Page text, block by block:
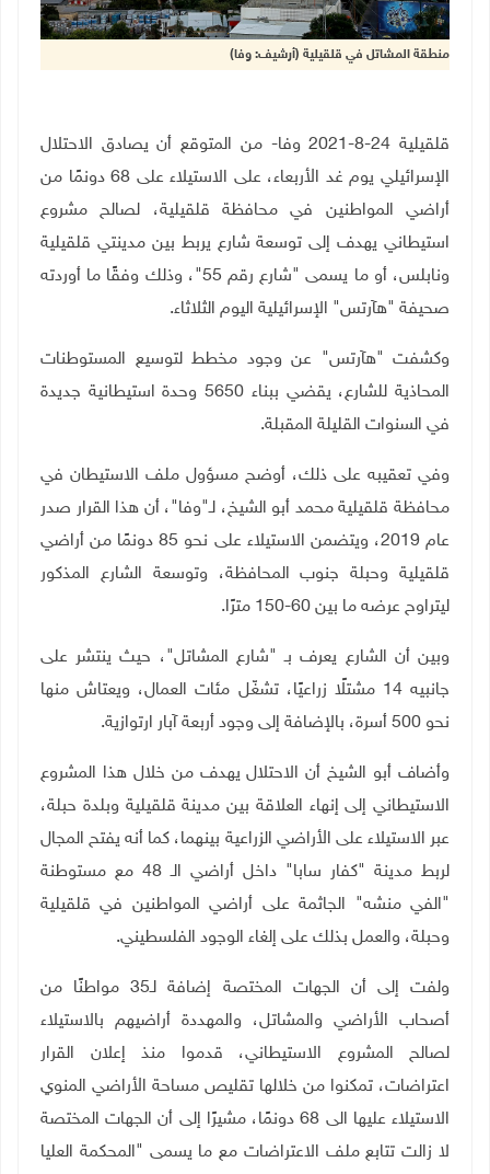
منطقة المشاتل في قلقيلية (أرشيف: وفا)
قلقيلية 24-8-2021 وفا- من المتوقع أن يصادق الاحتلال
الإسرائيلي يوم غد الأربعاء، على الاستيلاء على 68 دونمًا من
أراضي المواطنين في محافظة قلقيلية، لصالح مشروع
استيطاني يهدف إلى توسعة شارع يربط بين مدينتي قلقيلية
ونابلس، أو ما يسمى "شارع رقم 55"، وذلك وفقًا ما أوردته
صحيفة "هآرتس" الإسرائيلية اليوم الثلاثاء.
وكشفت "هآرتس" عن وجود مخطط لتوسيع المستوطنات
المحاذية للشارع، يقضي ببناء 5650 وحدة استيطانية جديدة
في السنوات القليلة المقبلة.
وفي تعقيبه على ذلك، أوضح مسؤول ملف الاستيطان في
محافظة قلقيلية محمد أبو الشيخ، لـ"وفا"، أن هذا القرار صدر
عام 2019، ويتضمن الاستيلاء على نحو 85 دونمًا من أراضي
قلقيلية وحبلة جنوب المحافظة، وتوسعة الشارع المذكور
ليتراوح عرضه ما بين 60-150 مترًا.
وبين أن الشارع يعرف بـ "شارع المشاتل"، حيث ينتشر على
جانبيه 14 مشتلًا زراعيًا، تشغّل مئات العمال، ويعتاش منها
نحو 500 أسرة، بالإضافة إلى وجود أربعة آبار ارتوازية.
وأضاف أبو الشيخ أن الاحتلال يهدف من خلال هذا المشروع
الاستيطاني إلى إنهاء العلاقة بين مدينة قلقيلية وبلدة حبلة،
عبر الاستيلاء على الأراضي الزراعية بينهما، كما أنه يفتح المجال
لربط مدينة "كفار سابا" داخل أراضي الـ 48 مع مستوطنة
"الفي منشه" الجاثمة على أراضي المواطنين في قلقيلية
وحبلة، والعمل بذلك على إلغاء الوجود الفلسطيني.
ولفت إلى أن الجهات المختصة إضافة لـ35 مواطنًا من
أصحاب الأراضي والمشاتل، والمهددة أراضيهم بالاستيلاء
لصالح المشروع الاستيطاني، قدموا منذ إعلان القرار
اعتراضات، تمكنوا من خلالها تقليص مساحة الأراضي المنوي
الاستيلاء عليها الى 68 دونمًا، مشيرًا إلى أن الجهات المختصة
لا زالت تتابع ملف الاعتراضات مع ما يسمى "المحكمة العليا